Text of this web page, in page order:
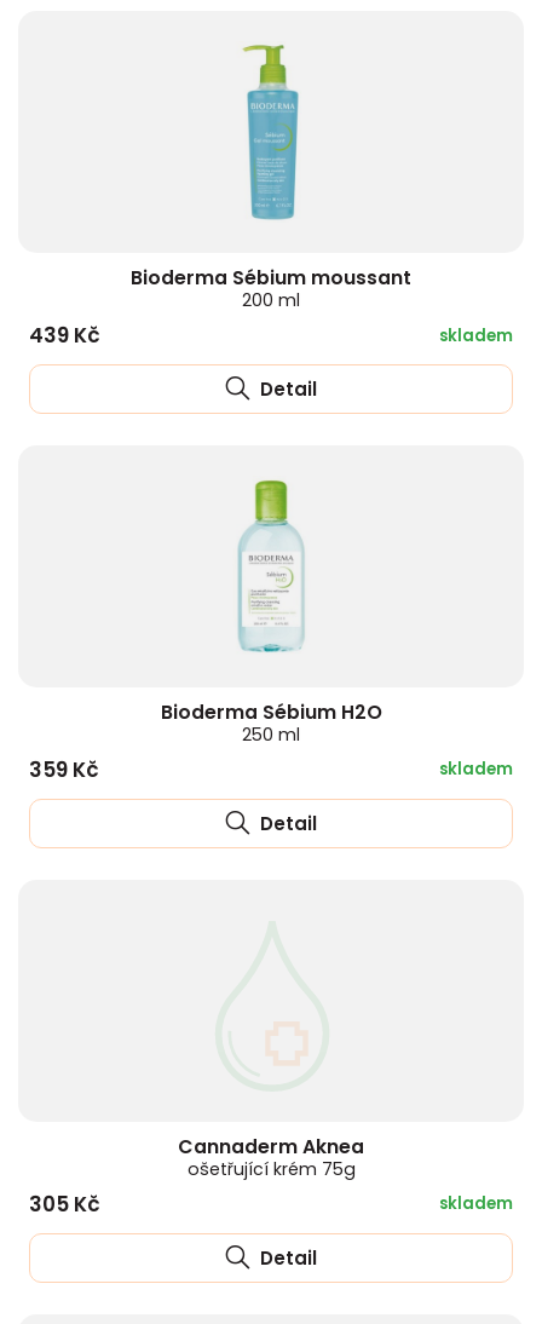
Bioderma Sébium moussant
200 ml
439 Kč skladem
Detail
Bioderma Sébium H2O
250 ml
359 Kč skladem
Detail
Cannaderm Aknea
ošetřující krém 75g
305 Kč skladem
Detail